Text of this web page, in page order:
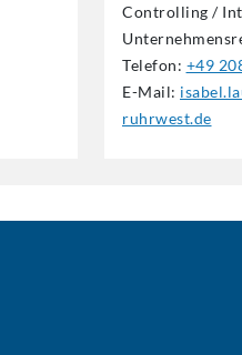
Controlling /
Telefon: +49
E-Mail:
ruhrwest.de